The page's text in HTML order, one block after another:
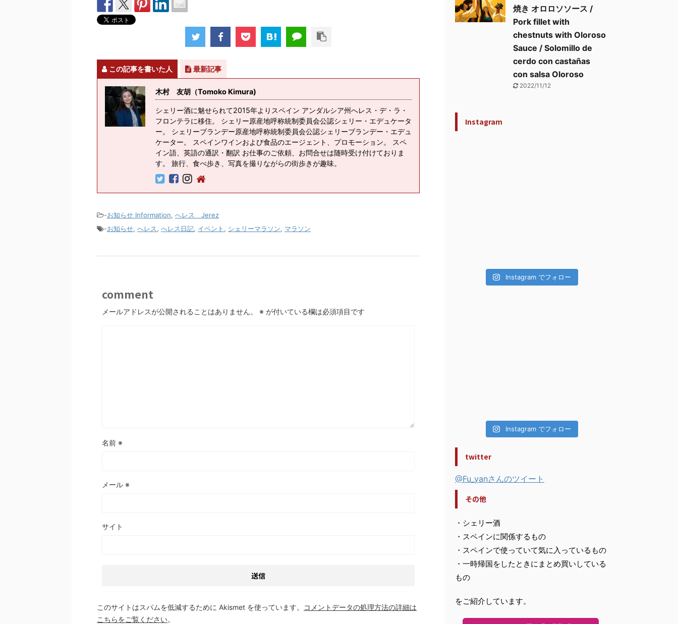
この記事を書いた人 最新記事
木村 友胡（Tomoko Kimura)
シェリー酒に魅せられて2015年よりスペイン アンダルシア州へレス・デ・ラ・
フロンテラに移住。 シェリー原産地呼称統制委員会公認シェリー・エデュケータ
ー。 シェリーブランデー原産地呼称統制委員会公認シェリーブランデー・エデュ
ケーター。 スペインワインおよび食品のエージェント、プロモーション。 スペ
イン語、英語の通訳・翻訳 お仕事のご依頼、お問合せは随時受け付けておりま
す。 旅行、食べ歩き、写真を撮りながらの街歩きが趣味。
-お知らせ Information, へレス Jerez
-お知らせ, へレス, へレス日記, イベント , シェリーマラソン, マラソン
comment
メールアドレスが公開されることはありません。 ※ が付いている欄は必須項目です
名前 ※
メール ※
サイト
このサイトはスパムを低減するために Akismet を使っています。
コメントデータの処理方法の詳細は
こちらをご覧ください。
焼き オロロソソース /
Pork fillet with
chestnuts with Oloroso
Sauce / Solomillo de
cerdo con castañas
con salsa Oloroso
2022/11/12
Instagram
Instagram でフォロー
Instagram でフォロー
twitter
@Fu_yanさんのツイート
その他
・シェリー酒
・スペインに関係するもの
・スペインで使っていて気に入っているもの
・一時帰国をしたときにまとめ買いしている
もの
をご紹介しています。